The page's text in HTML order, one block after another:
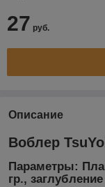
27 руб.
Описание
Воблер
Параметры:
гр.,